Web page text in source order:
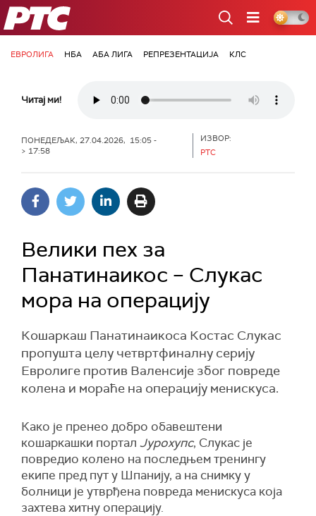
РТС
ЕВРОЛИГА НБА АБА ЛИГА РЕПРЕЗЕНТАЦИЈА КЛС
Читај ми!
ПОНЕДЕЉАК, 27.04.2026, 15:05 -
> 17:58
ИЗВОР:
РТС
Велики пех за
Панатинаикос – Слукас
мора на операцију
Кошаркаш Панатинаикоса Костас Слукас
пропушта целу четвртфиналну серију
Евролиге против Валенсије због повреде
колена и мораће на операцију менискуса.
Како је пренео добро обавештени
кошаркашки портал Јурохупс, Слукас је
повредио колено на последњем тренингу
екипе пред пут у Шпанију, а на снимку у
болници је утврђена повреда менискуса која
захтева хитну операцију.